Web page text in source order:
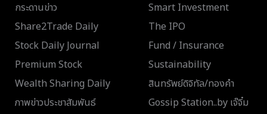
กระดานข่าว
Share2Trade Daily
Stock Daily Journal
Premium Stock
Wealth Sharing Daily
ภาพข่าวประชาสัมพันธ์
Smart Investment
The IPO
Fund / Insurance
Sustainability
สินทรัพย์ดิจิทัล/ทองคำ
Gossip Station..by เจ๊จิ๋ม